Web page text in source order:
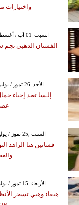
واختيارات
GMT 11:48 2026 السبت ,01 آب / أغسطس
الفستان الذهبي نجم
GMT 10:06 2026 الأحد ,26 تموز / يوليو
إليسا تعيد إحياء
GMT 09:27 2026 السبت ,25 تموز / يوليو
فساتين هنا الزاهد
GMT 12:46 2026 الأربعاء ,15 تموز / يوليو
هيفاء وهبي تسحر